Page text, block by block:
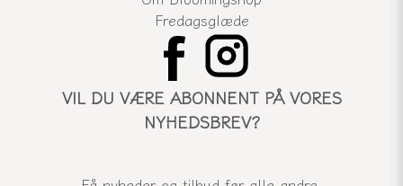
Fredagsglæde
VIL DU VÆRE ABONNENT PÅ VORES
NYHEDSBREV?